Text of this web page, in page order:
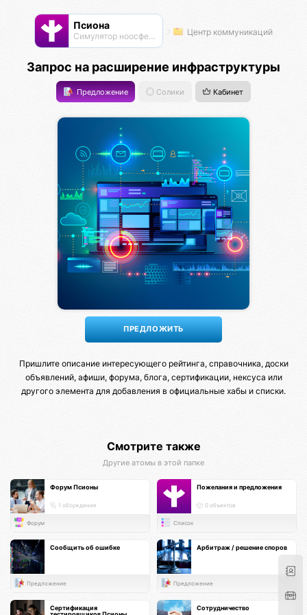
Псиона
Cимулятор ноосферы Центр коммуникаций
Запрос на расширение инфраструктуры
Предложение Солики Кабинет
Пришлите описание интересующего рейтинга, справочника, доски
объявлений, афиши, форума, блога, сертификации, нексуса или
другого элемента для добавления в официальные хабы и списки.
Смотрите также
Другие атомы в этой папке
Форум Псионы
1 обсуждение
Форум
Пожелания и предложения
0 объектов
Список
Сообщить об ошибке
Предложение
Арбитраж / решение споров
Предложение
Сертификация
Сотрудничество